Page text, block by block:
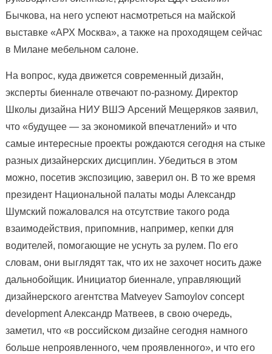
Бычкова, на него успеют насмотреться на майской
выставке «АРХ Москва», а также на проходящем сейчас
в Милане мебельном салоне.
На вопрос, куда движется современный дизайн,
эксперты биеннале отвечают по-разному. Директор
Школы дизайна НИУ ВШЭ Арсений Мещеряков заявил,
что «будущее — за экономикой впечатлений» и что
самые интересные проекты рождаются сегодня на стыке
разных дизайнерских дисциплин. Убедиться в этом
можно, посетив экспозицию, заверил он. В то же время
президент Национальной палаты моды Александр
Шумский пожаловался на отсутствие такого рода
взаимодействия, припомнив, например, кепки для
водителей, помогающие не уснуть за рулем. По его
словам, они выглядят так, что их не захочет носить даже
дальнобойщик. Инициатор биеннале, управляющий
дизайнерского агентства Matveyev Samoylov concept
development Александр Матвеев, в свою очередь,
заметил, что «в российском дизайне сегодня намного
больше непроявленного, чем проявленного», и что его